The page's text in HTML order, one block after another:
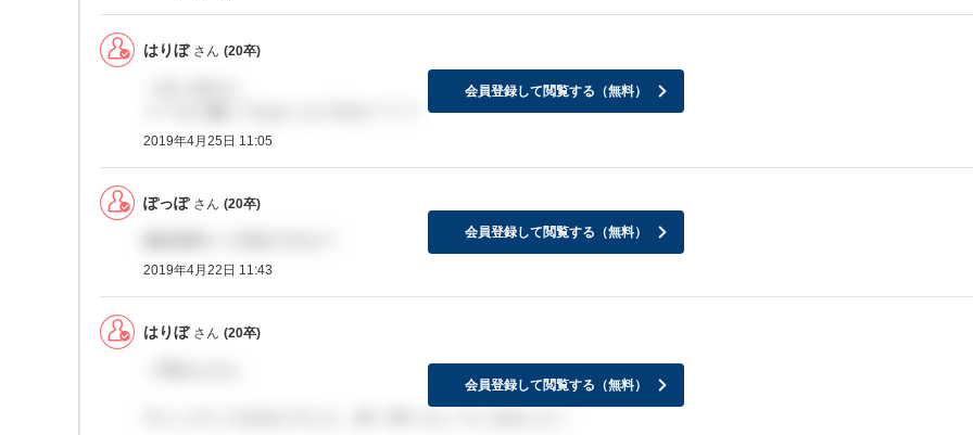
はりぼ さん (20卒)
2019年4月25日 11:05
会員登録して閲覧する（無料）
ぽっぽ さん (20卒)
2019年4月22日 11:43
会員登録して閲覧する（無料）
はりぼ さん (20卒)
会員登録して閲覧する（無料）